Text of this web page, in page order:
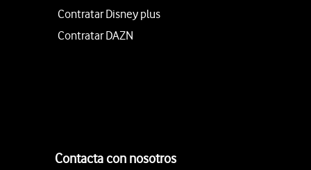
Contratar Disney plus
Contratar DAZN
Contacta con nosotros